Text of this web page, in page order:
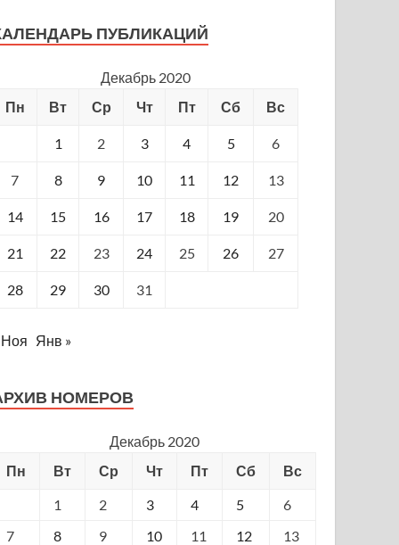
ПУБЛИКАЦИЙ
Декабрь 2020
Пн
Вт Ср Чт Пт Сб Вс
1 2 3 4 5 6
7 8 9 10 11 12 13
14 15 16 17 18 19 20
21 22 23 24 25 26 27
28 29 30 31
Ноя Янв »
НОМЕРОВ
Декабрь 2020
Пн
Вт Ср Чт Пт Сб
Вс
1
2 3 4 5
6
7
8 9 10 11 12
13